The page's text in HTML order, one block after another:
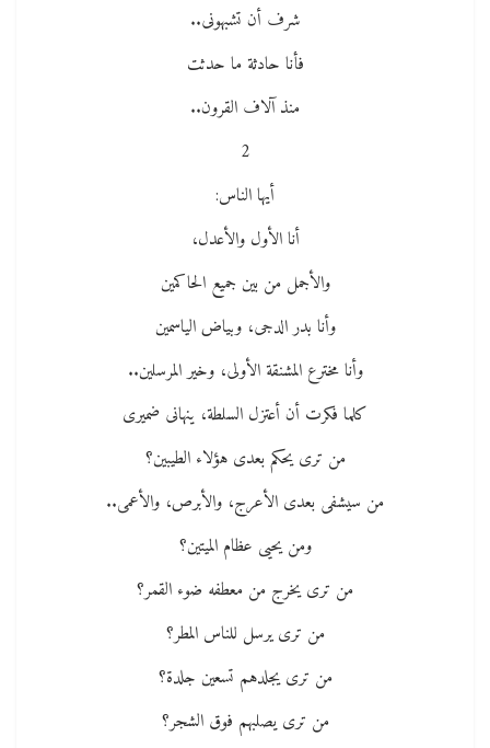
شرف أن تشبهونى..
فأنا حادثة ما حدثت
منذ آلاف القرون..
2
أيها الناس:
أنا الأول والأعدل،
والأجمل من بين جميع الحاكمين
وأنا بدر الدجى، وبياض الياسمين
وأنا مخترع المشنقة الأولى، وخير المرسلين..
كلما فكرت أن أعتزل السلطة، ينهانى ضميرى
من ترى يحكم بعدى هؤلاء الطيبين؟
من سيشفى بعدى الأعرج، والأبرص، والأعمى..
ومن يحيى عظام الميتين؟
من ترى يخرج من معطفه ضوء القمر؟
من ترى يرسل للناس المطر؟
من ترى يجلدهم تسعين جلدة؟
من ترى يصلبهم فوق الشجر؟